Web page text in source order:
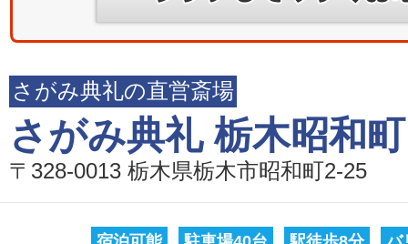
さがみ典礼の直営斎場
さがみ典礼 栃木昭和町
〒328-0013 栃木県栃木市昭和町2-25